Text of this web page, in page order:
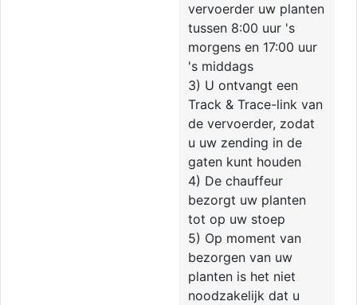
vervoerder uw planten
tussen 8:00 uur 's
morgens en 17:00 uur
's middags
3) U ontvangt een
Track & Trace-link van
de vervoerder, zodat
u uw zending in de
gaten kunt houden
4) De chauffeur
bezorgt uw planten
tot op uw stoep
5) Op moment van
bezorgen van uw
planten is het niet
noodzakelijk dat u